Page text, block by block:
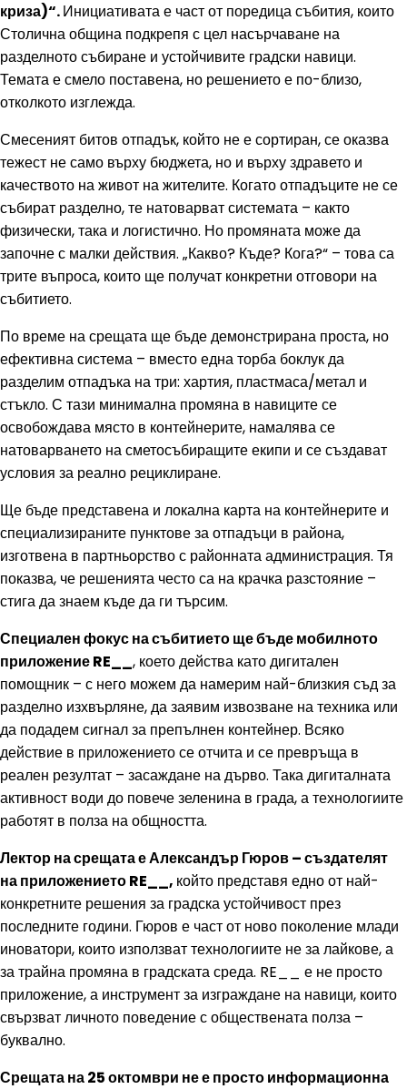
криза)“.Инициативата е част от поредица събития, които
Столична община подкрепя с цел насърчаване на
разделното събиране и устойчивите градски навици.
Темата е смело поставена, но решението е по-близо,
отколкото изглежда.
Смесеният битов отпадък, който не е сортиран, се оказва
тежест не само върху бюджета, но и върху здравето и
качеството на живот на жителите. Когато отпадъците не се
събират разделно, те натоварват системата – както
физически, така и логистично. Но промяната може да
започне с малки действия. „Какво? Къде? Кога?“ – това са
трите въпроса, които ще получат конкретни отговори на
събитието.
По време на срещата ще бъде демонстрирана проста, но
ефективна система – вместо една торба боклук да
разделим отпадъка на три: хартия, пластмаса/метал и
стъкло. С тази минимална промяна в навиците се
освобождава място в контейнерите, намалява се
натоварването на сметосъбиращите екипи и се създават
условия за реално рециклиране.
Ще бъде представена и локална карта на контейнерите и
специализираните пунктове за отпадъци в района,
изготвена в партньорство с районната администрация. Тя
показва, че решенията често са на крачка разстояние –
стига да знаем къде да ги търсим.
Специален фокус на събитието ще бъде мобилното
приложение RE__, което действа като дигитален
помощник – с него можем да намерим най-близкия съд за
разделно изхвърляне, да заявим извозване на техника или
да подадем сигнал за препълнен контейнер. Всяко
действие в приложението се отчита и се превръща в
реален резултат – засаждане на дърво. Така дигиталната
активност води до повече зеленина в града, а технологиите
работят в полза на общността.
Лектор на срещата е Александър Гюров – създателят
на приложението RE__, който представя едно от най-
конкретните решения за градска устойчивост през
последните години. Гюров е част от ново поколение млади
иноватори, които използват технологиите не за лайкове, а
за трайна промяна в градската среда. RE__ е не просто
приложение, а инструмент за изграждане на навици, които
свързват личното поведение с обществената полза –
буквално.
Срещата на 25 октомври не е просто информационна